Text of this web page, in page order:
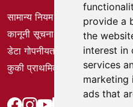
provide a
the
interest in
services
marketing
ads that
सामान्य नियम और शर्तें
कानूनी सूचना
डेटा गोपनीयता
कुकी प्राथमिकताएँ